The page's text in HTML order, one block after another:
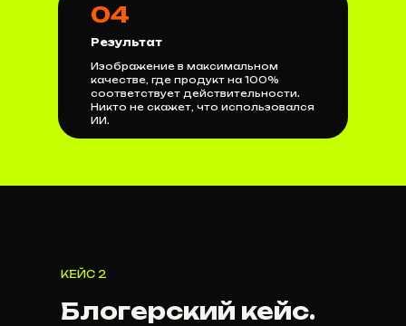
04
Изображение в максимальном
качестве, где продукт на 100%
соответствует действительности.
Никто не скажет, что использовался
ИИ.
Результат
Блогерский кейс.
КЕЙС 2